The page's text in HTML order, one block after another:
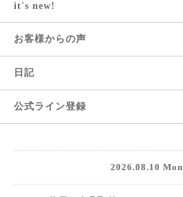
it's new!
お客様からの声
日記
公式ライン登録
2026.08.10